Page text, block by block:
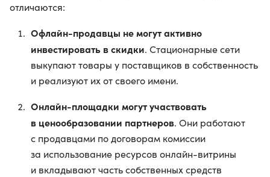
отличаются:
Офлайн-продавцы не могут активно
инвестировать в скидки. Стационарные сети
выкупают товары у поставщиков в собственность
и реализуют их от своего имени.
Онлайн-площадки могут участвовать
в ценообразовании партнеров. Они работают
с продавцами по договорам комиссии
за использование ресурсов онлайн-витрины
и вкладывают часть собственных средств